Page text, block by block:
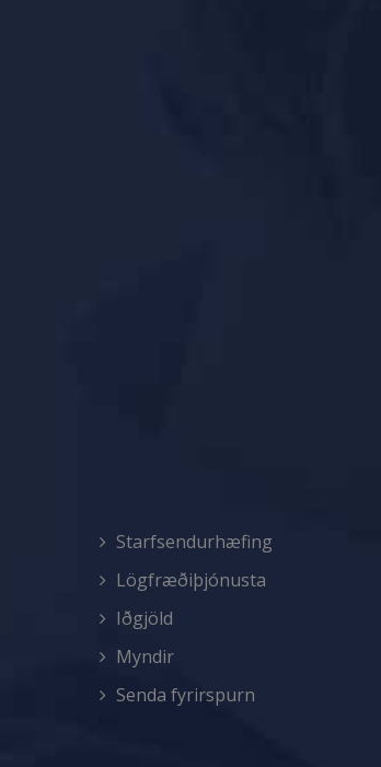
Starfsendurhæfing
Lögfræðiþjónusta
Iðgjöld
Myndir
Senda fyrirspurn